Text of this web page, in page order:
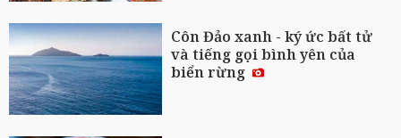
Côn Đảo xanh - ký ức bất tử
và tiếng gọi bình yên của
biển rừng